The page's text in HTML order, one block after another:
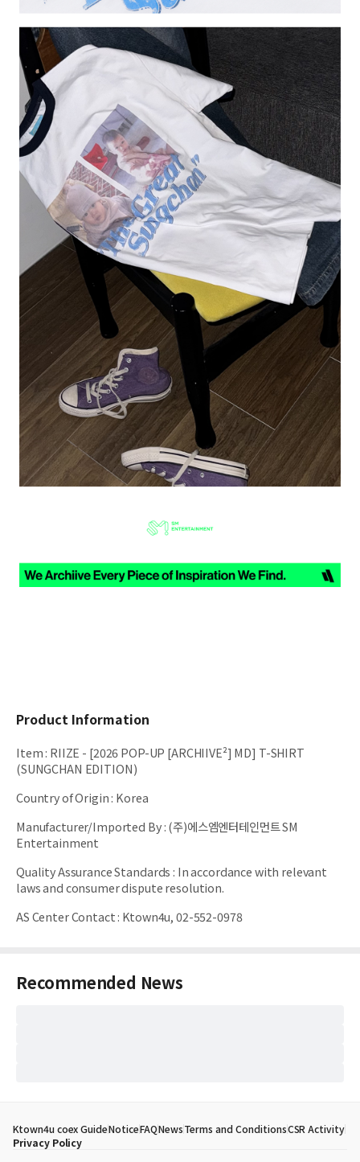
Product Information
Item: RIIZE - [2026 POP-UP [ARCHIIVE²] MD] T-SHIRT
(SUNGCHAN EDITION)
Country of Origin: Korea
Manufacturer/Imported By:(주)에스엠엔터테인먼트 SM
Entertainment
Quality Assurance Standards : In accordance with relevant
laws and consumer dispute resolution.
AS Center Contact: Ktown4u, 02-552-0978
Recommended News
Ktown4u coex GuideNoticeFAQNewsTerms and ConditionsCSR Activity
Privacy Policy